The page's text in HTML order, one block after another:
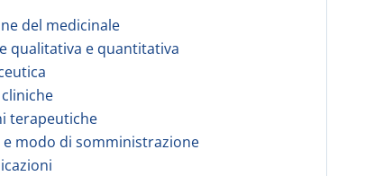
del medicinale
qualitativa e quantitativa
terapeutiche
e modo di somministrazione